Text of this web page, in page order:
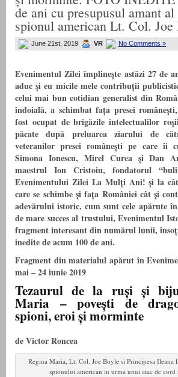
de ani cu presupusul amant
spionul american Lt. Col. Joe
June 21st, 2019 VR No Comments »
Evenimentul Zilei împlinește astăzi 27 de
aduc și eu micile mele contribuții
celui mai bun cotidian generalist din
îndoială, a schimbat fața presei
fost ocupat de brigăzile intelectualilor
păcate după preluarea ziarului de
veteranilor presei românești pe care îi
Simona Ionescu, Mirel Curea și Dan
maestrul Ion Cristoiu, fondatorul
Evenimentului Zilei La Mulți Ani! și la
care se schimbe și fața României cât și
adevărului istoric, cum sunt cele apărute
de mare succes al trustului, Evenimentul
fragment interesant din numărul lunii,
inedite de acum 100 de ani.
Fragment din materialul apărut în
mai – 24 iunie 2019
Tezaurul de la ruși și
Maria – povești de
spioni, eroi și morminte
de Victor Roncea
Regina Maria, Lt. Col. Joe Boyle si Principesa Ileana
spionului american in urma unui atac de cord